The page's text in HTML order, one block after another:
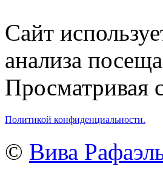
Сайт
анализа
Просматривая
Политикой конфиденциальности.
© Вива